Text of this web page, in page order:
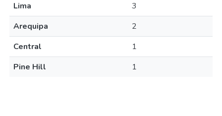
Lima
3
Arequipa
2
Central
1
Pine Hill
1